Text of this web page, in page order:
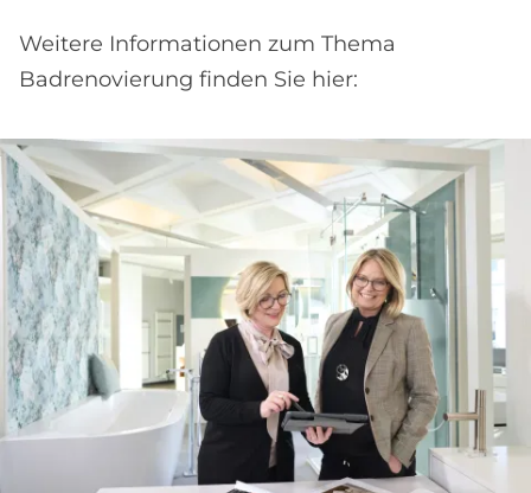
Weitere Informationen zum Thema
Badrenovierung finden Sie hier: